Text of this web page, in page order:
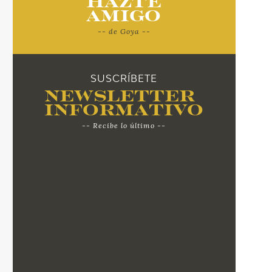
Amigo
-- de Goya --
SUSCRÍBETE
Newsletter
Informativo
-- Recibe lo último --